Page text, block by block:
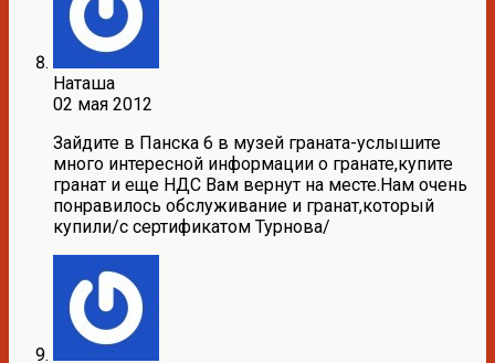
Наташа
02 мая 2012
Зайдите в Панска 6 в музей граната-услышите
много интересной информации о гранате,купите
гранат и еще НДС Вам вернут на месте.Нам очень
понравилось обслуживание и гранат,который
купили/с сертификатом Турнова/